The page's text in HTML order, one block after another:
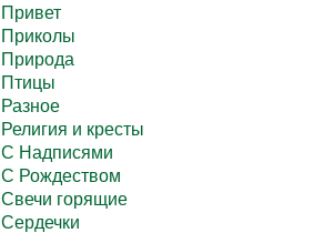
Привет
Приколы
Природа
Птицы
Разное
Религия и кресты
С Надписями
С Рождеством
Свечи горящие
Сердечки